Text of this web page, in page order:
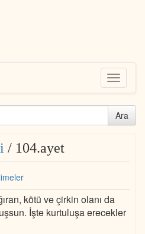
Toggle
Ara
/ 104.ayet
kötü ve çirkin olanı da
İşte kurtuluşa erecekler